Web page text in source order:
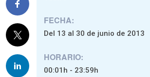
FECHA:
Del 13 al 30 de junio de 2013
HORARIO:
00:01h - 23:59h